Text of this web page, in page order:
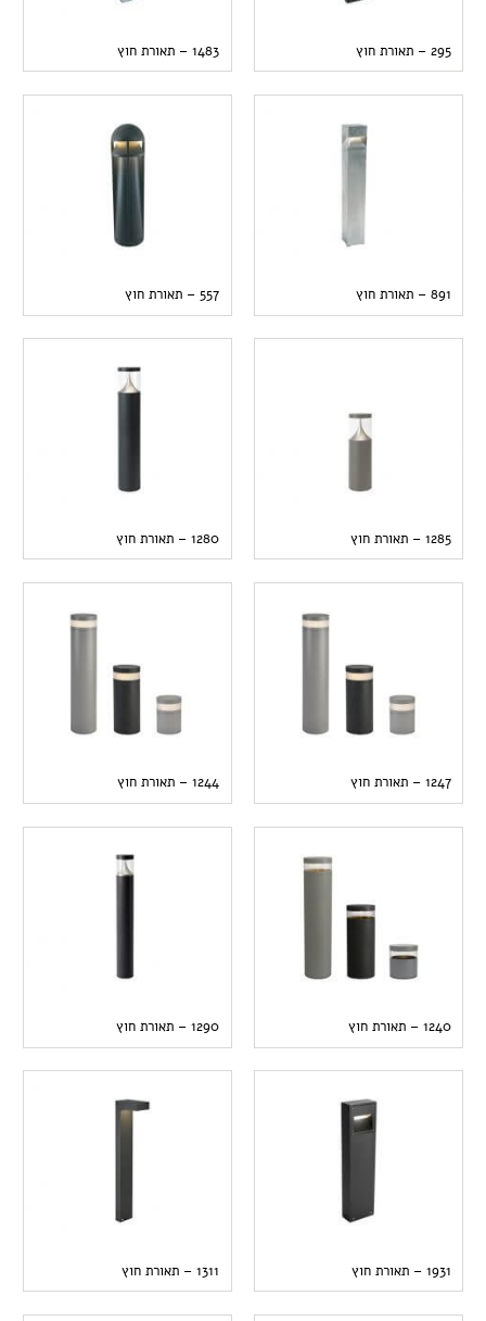
295 – תאורת חוץ 1483 – תאורת חוץ
891 – תאורת חוץ 557 – תאורת חוץ
1285 – תאורת חוץ 1280 – תאורת חוץ
1247 – תאורת חוץ 1244 – תאורת חוץ
1240 – תאורת חוץ 1290 – תאורת חוץ
1931 – תאורת חוץ 1311 – תאורת חוץ